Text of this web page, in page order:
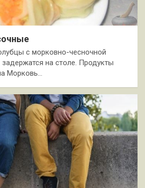
с морковно-чесночной
на столе. Продукты
Морковь…